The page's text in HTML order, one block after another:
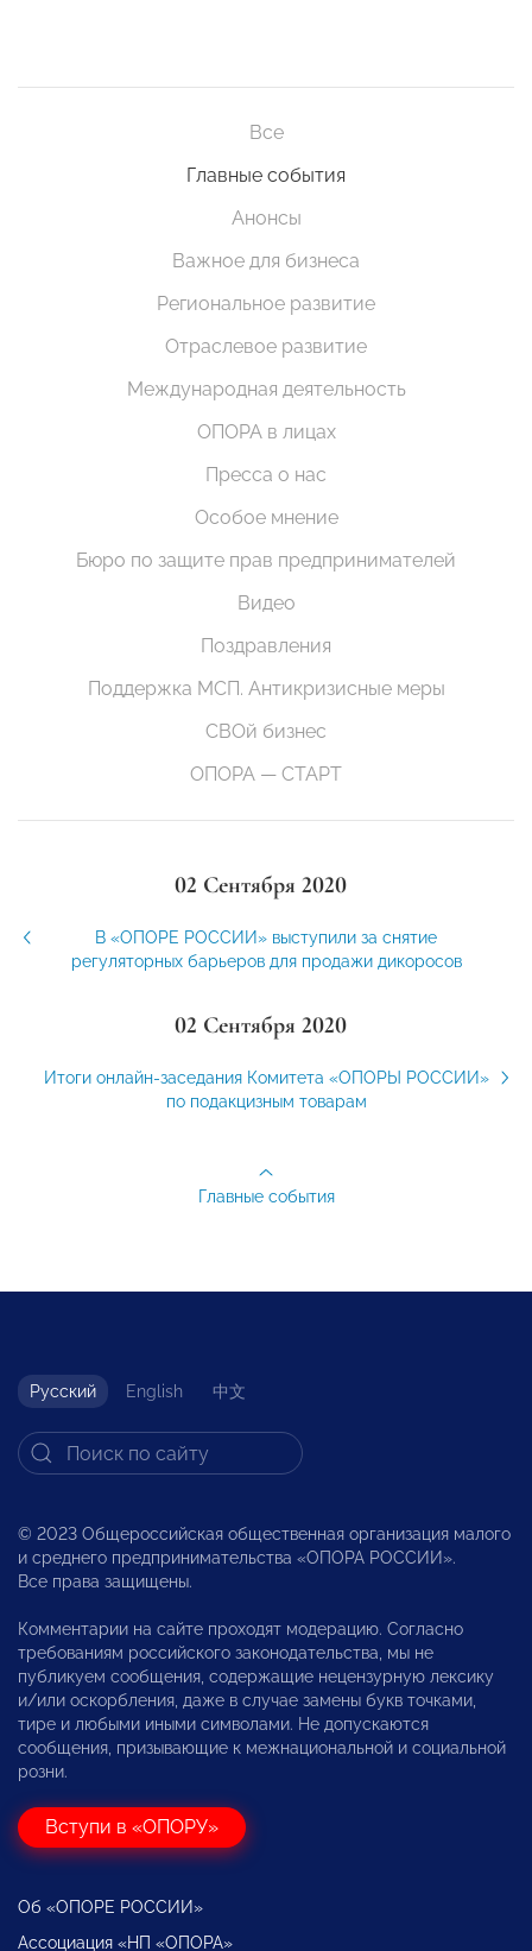
Все
Главные события
Анонсы
Важное для бизнеса
Региональное развитие
Отраслевое развитие
Международная деятельность
ОПОРА в лицах
Пресса о нас
Особое мнение
Бюро по защите прав предпринимателей
Видео
Поздравления
Поддержка МСП. Антикризисные меры
СВОй бизнес
ОПОРА — СТАРТ
02 Сентября 2020
В «ОПОРЕ РОССИИ» выступили за снятие
регуляторных барьеров для продажи дикоросов
02 Сентября 2020
Итоги онлайн-заседания Комитета «ОПОРЫ РОССИИ»
по подакцизным товарам
Главные события
Русский English 中文
© 2023 Общероссийская общественная организация малого
и среднего предпринимательства «ОПОРА РОССИИ».
Все права защищены.
Комментарии на сайте проходят модерацию. Согласно
требованиям российского законодательства, мы не
публикуем сообщения, содержащие нецензурную лексику
и/или оскорбления, даже в случае замены букв точками,
тире и любыми иными символами. Не допускаются
сообщения, призывающие к межнациональной и социальной
розни.
Вступи в «ОПОРУ»
Об «ОПОРЕ РОССИИ»
Ассоциация «НП «ОПОРА»